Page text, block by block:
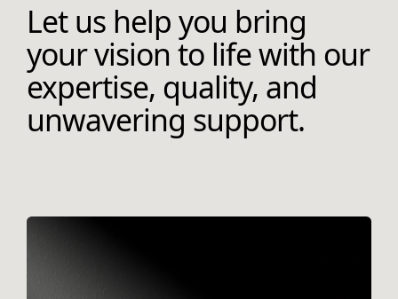
Let us help you bring
your vision to life with our
expertise, quality, and
unwavering support.